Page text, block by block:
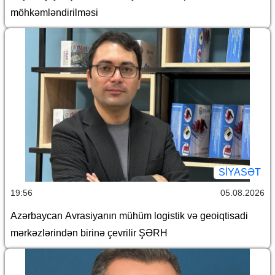
möhkəmləndirilməsi
SİYASƏT
19:56 05.08.2026
Azərbaycan Avrasiyanın mühüm logistik və geoiqtisadi
mərkəzlərindən birinə çevrilir ŞƏRH